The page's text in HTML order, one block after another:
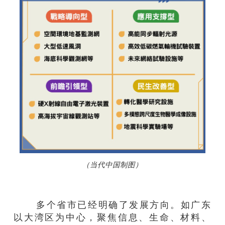
（当代中国制图）
多个省市已经明确了发展方向。如广东
以大湾区为中心，聚焦信息、生命、材料、